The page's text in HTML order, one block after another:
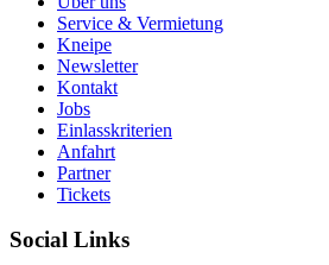
Service & Vermietung
Kneipe
Newsletter
Kontakt
Jobs
Einlasskriterien
Anfahrt
Partner
Tickets
Social Links